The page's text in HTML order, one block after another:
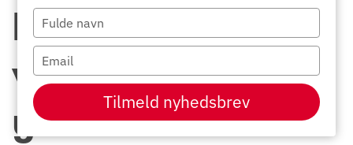
Type
your
name
Type
your
email
Tilmeld nyhedsbrev
Ren smøreolie –
vejen til optimal
ydeevne